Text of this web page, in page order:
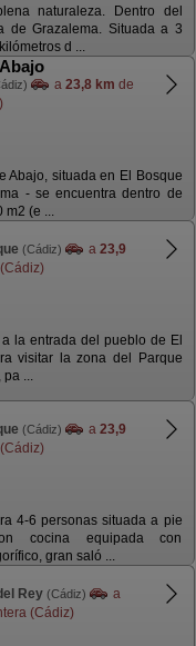
naturaleza. Dentro del
de Grazalema. Situada a 3
d ...
a 23,8 km de
Abajo, situada en El Bosque
- se encuentra dentro de
m2 (e ...
(Cádiz) a 23,9
la entrada del pueblo de El
visitar la zona del Parque
pa ...
(Cádiz) a 23,9
4-6 personas situada a pie
cocina equipada con
gran saló ...
Rey (Cádiz)
a
(Cádiz)